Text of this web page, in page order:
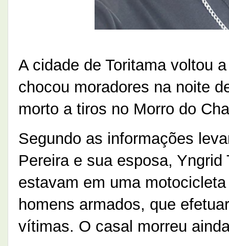
A cidade de Toritama voltou
chocou moradores na noite
morto a tiros no Morro do
Segundo as informações
Pereira e sua esposa,
estavam em uma
homens armados, que
vítimas. O casal morreu